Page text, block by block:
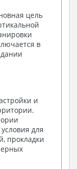
отделок
и
фундаментов
Узлы
цель
в
и
для
прокладки